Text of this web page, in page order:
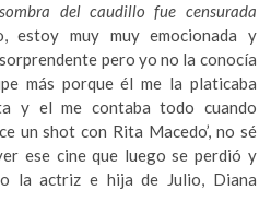
del caudillo fue censurada
estoy muy muy emocionada y
pero yo no la conocía
más porque él me la platicaba
y el me contaba todo cuando
un shot con Rita Macedo’, no sé
ese cine que luego se perdió y
la actriz e hija de Julio, Diana